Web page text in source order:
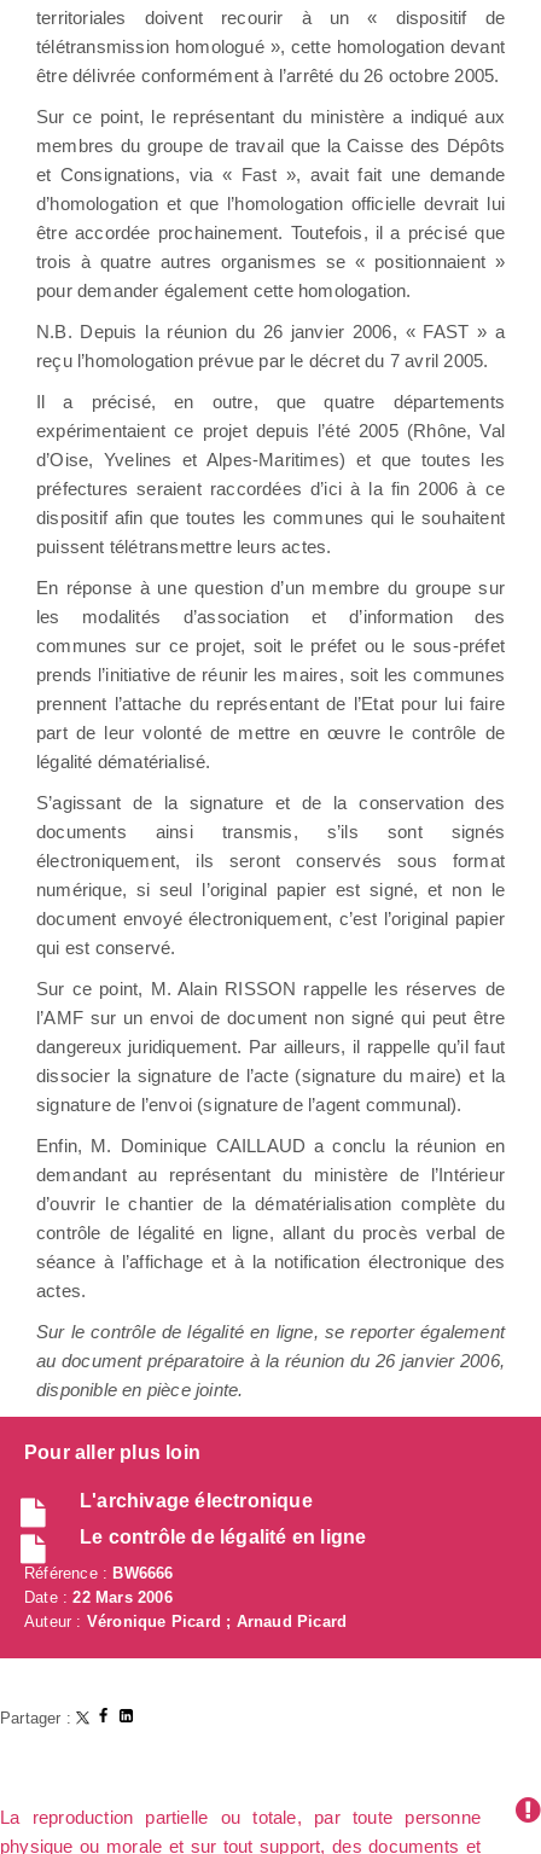
territoriales doivent recourir à un « dispositif de
télétransmission homologué », cette homologation devant
être délivrée conformément à l’arrêté du 26 octobre 2005.
Sur ce point, le représentant du ministère a indiqué aux
membres du groupe de travail que la Caisse des Dépôts
et Consignations, via « Fast », avait fait une demande
d’homologation et que l’homologation officielle devrait lui
être accordée prochainement. Toutefois, il a précisé que
trois à quatre autres organismes se « positionnaient »
pour demander également cette homologation.
N.B. Depuis la réunion du 26 janvier 2006, « FAST » a
reçu l’homologation prévue par le décret du 7 avril 2005.
Il a précisé, en outre, que quatre départements
expérimentaient ce projet depuis l’été 2005 (Rhône, Val
d’Oise, Yvelines et Alpes-Maritimes) et que toutes les
préfectures seraient raccordées d’ici à la fin 2006 à ce
dispositif afin que toutes les communes qui le souhaitent
puissent télétransmettre leurs actes.
En réponse à une question d’un membre du groupe sur
les modalités d’association et d’information des
communes sur ce projet, soit le préfet ou le sous-préfet
prends l’initiative de réunir les maires, soit les communes
prennent l’attache du représentant de l’Etat pour lui faire
part de leur volonté de mettre en œuvre le contrôle de
légalité dématérialisé.
S’agissant de la signature et de la conservation des
documents ainsi transmis, s’ils sont signés
électroniquement, ils seront conservés sous format
numérique, si seul l’original papier est signé, et non le
document envoyé électroniquement, c’est l’original papier
qui est conservé.
Sur ce point, M. Alain RISSON rappelle les réserves de
l’AMF sur un envoi de document non signé qui peut être
dangereux juridiquement. Par ailleurs, il rappelle qu’il faut
dissocier la signature de l’acte (signature du maire) et la
signature de l’envoi (signature de l’agent communal).
Enfin, M. Dominique CAILLAUD a conclu la réunion en
demandant au représentant du ministère de l’Intérieur
d’ouvrir le chantier de la dématérialisation complète du
contrôle de légalité en ligne, allant du procès verbal de
séance à l’affichage et à la notification électronique des
actes.
Sur le contrôle de légalité en ligne, se reporter également
au document préparatoire à la réunion du 26 janvier 2006,
disponible en pièce jointe.
Pour aller plus loin
L'archivage électronique
Le contrôle de légalité en ligne
Référence :BW6666
Date :22 Mars 2006
Auteur : Véronique Picard ; Arnaud Picard
Partager :
La reproduction partielle ou totale, par toute personne
physique ou morale et sur tout support, des documents et